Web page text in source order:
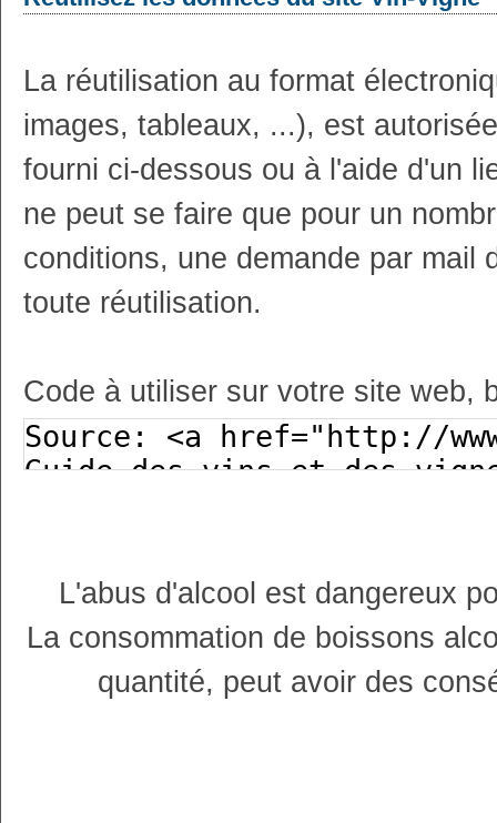
La réutilisation au format
images, tableaux, ...), est
fourni ci-dessous ou à l'aide d'un
ne peut se faire que pour un
conditions, une demande par mail
toute réutilisation.
Code à utiliser sur votre site web,
L'abus d'alcool est dangereux
La consommation de boissons
quantité, peut avoir des